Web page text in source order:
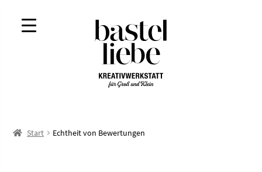
Zur
Navigation
springen
Zum
Inhalt
springen
Start Echtheit von Bewertungen